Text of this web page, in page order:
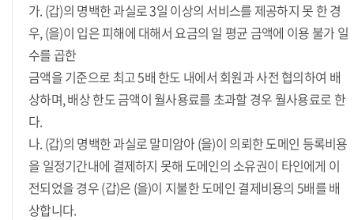
가. (갑)의 명백한 과실로 3일 이상의 서비스를 제공하지 못 한 경
우, (을)이 입은 피해에 대해서 요금의 일 평균 금액에 이용 불가 일
수를 곱한
금액을 기준으로 최고 5배 한도 내에서 회원과 사전 협의하여 배
상하며, 배상 한도 금액이 월사용료를 초과할 경우 월사용료로 한
다.
나. (갑)의 명백한 과실로 말미암아 (을)이 의뢰한 도메인 등록비용
을 일정기간내에 결제하지 못해 도메인의 소유권이 타인에게 이
전되었을 경우 (갑)은 (을)이 지불한 도메인 결제비용의 5배를 배
상합니다.